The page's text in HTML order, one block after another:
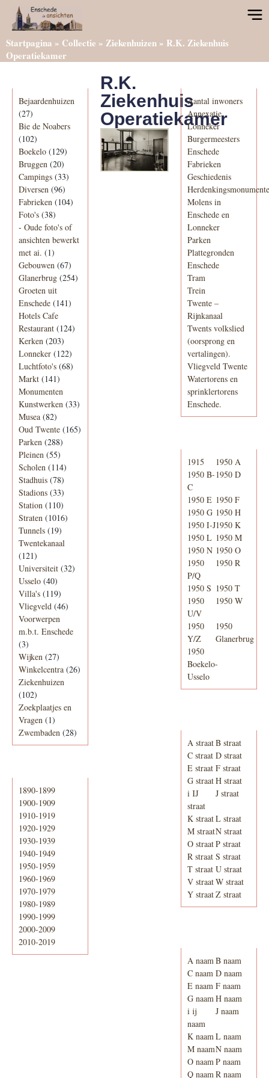
Startpagina » Collectie » Ziekenhuizen» R.K. Ziekenhuis
Operatiekamer
Bejaardenhuizen
(27)
Bie de Noabers
(102)
Boekelo (129)
Bruggen (20)
Campings (33)
Diversen (96)
Fabrieken (104)
Foto's (38)
- Oude foto's of
ansichten bewerkt
met ai. (1)
Gebouwen (67)
Glanerbrug (254)
Groeten uit
Enschede (141)
Hotels Cafe
Restaurant (124)
Kerken (203)
Lonneker (122)
Luchtfoto's (68)
Markt (141)
Monumenten
Kunstwerken (33)
Musea (82)
Oud Twente (165)
Parken (288)
Pleinen (55)
Scholen (114)
Stadhuis (78)
Stadions (33)
Station (110)
Straten (1016)
Tunnels (19)
Twentekanaal
(121)
Universiteit (32)
Usselo (40)
Villa's (119)
Vliegveld (46)
Voorwerpen
m.b.t. Enschede
(3)
Wijken (27)
Winkelcentra (26)
Ziekenhuizen
(102)
Zoekplaatjes en
Vragen (1)
Zwembaden (28)
1890-1899
1900-1909
1910-1919
1920-1929
1930-1939
1940-1949
1950-1959
1960-1969
1970-1979
1980-1989
1990-1999
2000-2009
2010-2019
R.K.
Ziekenhuis
Operatiekamer
Aantal inwoners
Annexatie
Lonneker
Burgermeesters
Enschede
Fabrieken
Geschiedenis
Molens in
Enschede en
Lonneker
Parken
Plattegronden
Enschede
Tram
Trein
Twente –
Rijnkanaal
Twents volkslied
(oorsprong en
vertalingen).
Vliegveld Twente
Watertorens en
sprinklertorens
Enschede.
1915
1950 A
1950 B-
C
1950 D
1950 E 1950 F
1950 G 1950 H
1950 I-J1950 K
1950 L 1950 M
1950 N 1950 O
1950
P/Q
1950 R
1950 S 1950 T
1950
U/V
1950 W
1950
Y/Z
1950
Glanerbrug
1950
Boekelo-
Usselo
A straatB straat
C straat D straat
E straat F straat
G straatH straat
i IJ
straat
J straat
K straatL straat
M straatN straat
O straatP straat
R straat S straat
T straat U straat
V straatW straat
Y straatZ straat
A naamB naam
C naam D naam
E naam F naam
G naamH naam
i ij
naam
J naam
K naamL naam
M naamN naam
O naamP naam
Q naamR naam